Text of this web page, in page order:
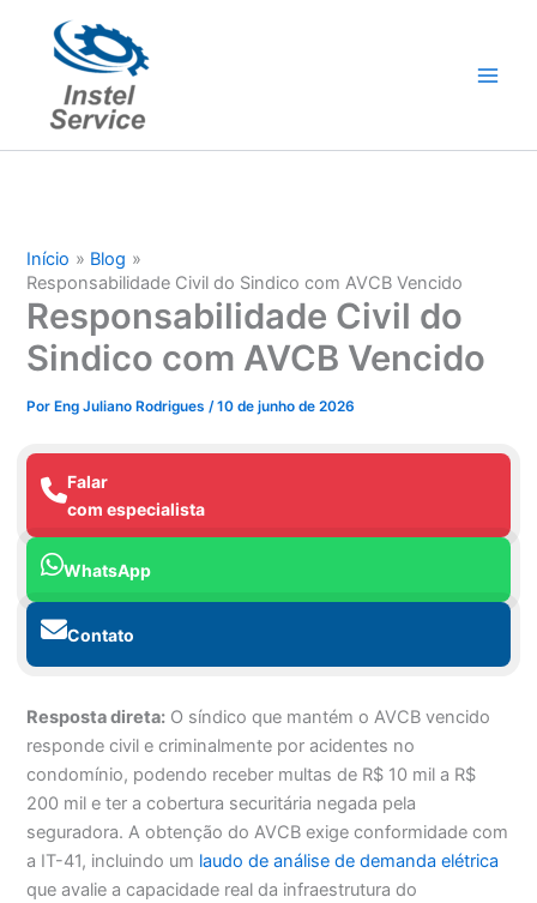
conteúdo
Início
Blog
Responsabilidade Civil do Sindico com AVCB Vencido
Responsabilidade Civil do
Sindico com AVCB Vencido
Por Eng Juliano Rodrigues/10 de junho de 2026
Falar
com especialista
WhatsApp
Contato
Resposta direta: O síndico que mantém o AVCB vencido
responde civil e criminalmente por acidentes no
condomínio, podendo receber multas de R$ 10 mil a R$
200 mil e ter a cobertura securitária negada pela
seguradora. A obtenção do AVCB exige conformidade com
a IT-41, incluindo um laudo de análise de demanda elétrica
que avalie a capacidade real da infraestrutura do